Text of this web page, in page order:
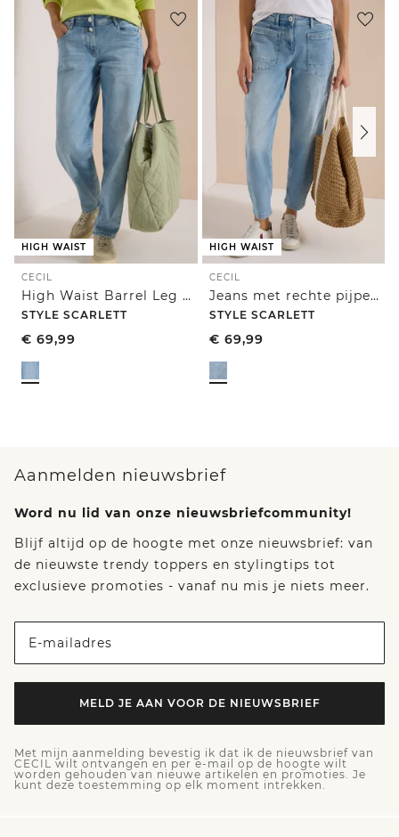
HIGH WAIST
CECIL
High Waist Barrel Leg Jeans in Loose Fit
STYLE SCARLETT
€ 69,99
HIGH WAIST
CECIL
Jeans met rechte pijpen en opgezette zakken
STYLE SCARLETT
€ 69,99
Aanmelden nieuwsbrief
Word nu lid van onze nieuwsbriefcommunity!
Blijf altijd op de hoogte met onze nieuwsbrief: van
de nieuwste trendy toppers en stylingtips tot
exclusieve promoties - vanaf nu mis je niets meer.
E-mailadres
MELD JE AAN VOOR DE NIEUWSBRIEF
Met mijn aanmelding bevestig ik dat ik de nieuwsbrief van
CECIL wilt ontvangen en per e-mail op de hoogte wilt
worden gehouden van nieuwe artikelen en promoties. Je
kunt deze toestemming op elk moment intrekken.